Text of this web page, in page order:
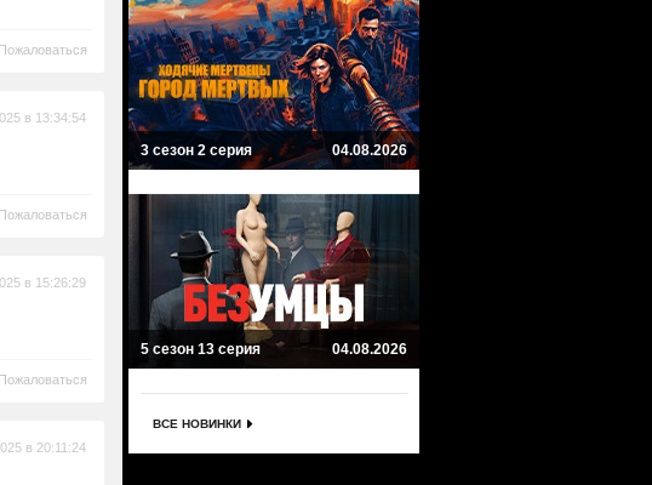
Пожаловаться
в 13:34:54
Пожаловаться
в 15:26:29
Пожаловаться
в 20:11:24
3 сезон 2 серия 04.08.2026
5 сезон 13 серия 04.08.2026
ВСЕ НОВИНКИ